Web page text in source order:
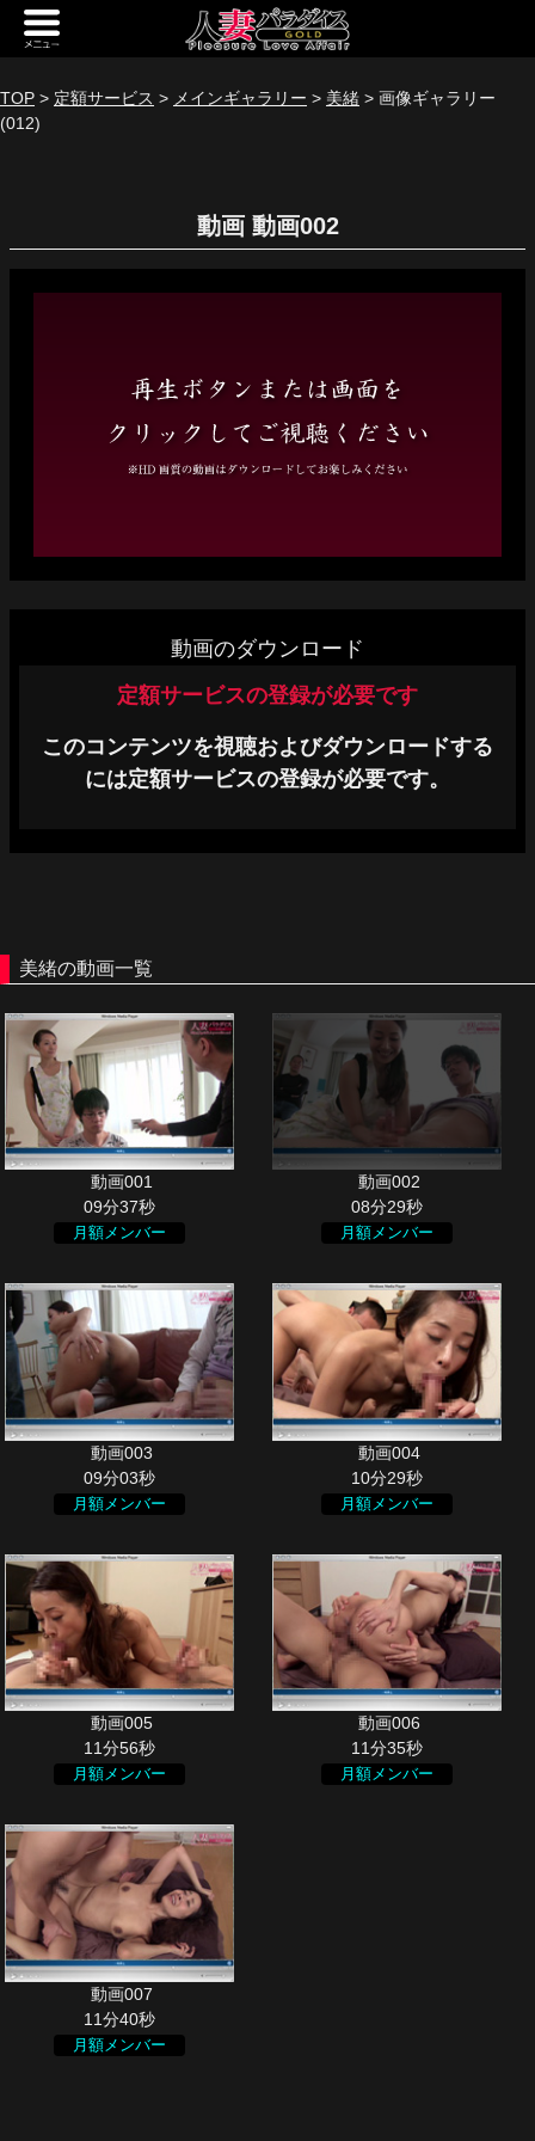
新規会員登録 ログイン
[定額] メインギャラリー
[定額] 人妻楽園ギャラリー
[定額] 継続1カ月ギャラリー
[定額] 継続3カ月ギャラリー
[定額] 継続6カ月ギャラリー
TOP > 定額サービス > メインギャラリー > 美緒 > 画像ギャラリー
(012)
動画
動画のダウンロード
定額サービスの登録が必要です
このコンテンツを視聴およびダウンロードする
には定額サービスの登録が必要です。
美緒の動画一覧
09分37秒
月額メンバー
08分29秒
月額メンバー
09分03秒
月額メンバー
10分29秒
月額メンバー
11分56秒
月額メンバー
11分35秒
月額メンバー
11分40秒
月額メンバー